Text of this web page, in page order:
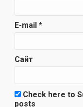
E-mail *
Сайт
Check here to
posts